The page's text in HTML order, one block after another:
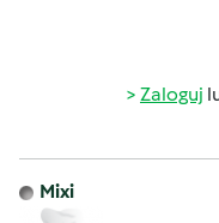
Zaloguj
Mixi